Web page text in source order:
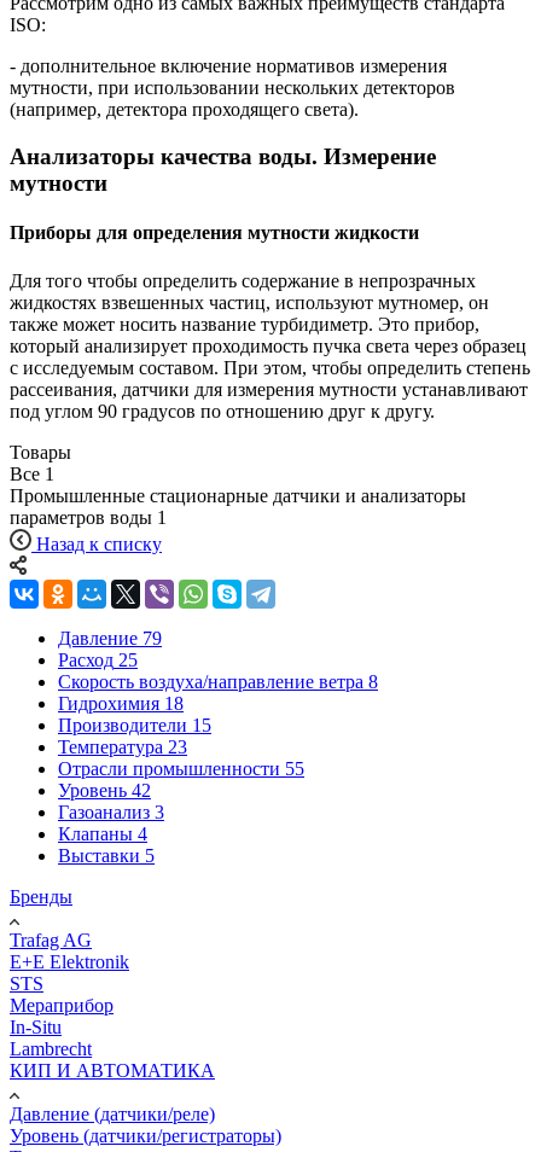
ISO:
- дополнительное включение нормативов измерения
мутности, при использовании нескольких детекторов
(например, детектора проходящего света).
Анализаторы качества воды. Измерение
мутности
Приборы для определения мутности жидкости
Для того чтобы определить содержание в непрозрачных
жидкостях взвешенных частиц, используют мутномер, он
также может носить название турбидиметр. Это прибор,
который анализирует проходимость пучка света через образец
с исследуемым составом. При этом, чтобы определить степень
рассеивания, датчики для измерения мутности устанавливают
под углом 90 градусов по отношению друг к другу.
Товары
Все 1
Промышленные стационарные датчики и анализаторы
параметров воды 1
Назад к списку
Давление 79
Расход 25
Скорость воздуха/направление ветра 8
Гидрохимия 18
Производители 15
Температура 23
Отрасли промышленности 55
Уровень 42
Газоанализ 3
Клапаны 4
Выставки 5
Бренды
Trafag AG
E+E Elektronik
STS
Мераприбор
In-Situ
Lambrecht
КИП И АВТОМАТИКА
Давление (датчики/реле)
Уровень (датчики/регистраторы)